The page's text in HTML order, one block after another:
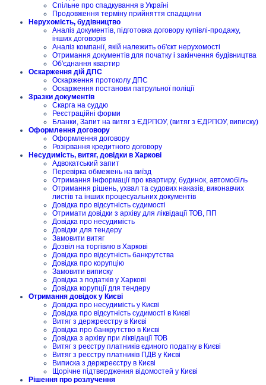
Спільне про спадкування в Україні
Продовження терміну прийняття спадщини
Нерухомість, будівництво
Аналіз документів, підготовка договору купівлі-продажу,
інших договорів
Аналіз компанії, якій належить об'єкт нерухомості
Отримання документів для початку і закінчення будівництва
Об'єднання квартир
Оскарження дій ДПС
Оскарження протоколу ДПС
Оскарження постанови патрульної поліції
Зразки документів
Скарга на суддю
Реєстраційні форми
Бланки, Запит на витяг з ЄДРПОУ, (витяг з ЄДРПОУ, виписку)
Оформлення договору
Оформлення договору
Розірвання кредитного договору
Несудимість, витяг, довідки в Харкові
Адвокатський запит
Перевірка обмежень на виїзд
Отримання інформації про квартиру, будинок, автомобіль
Отримання рішень, ухвал та судових наказів, виконавчих
листів та інших процесуальних документів
Довідка про відсутність судимості
Отримати довідки з архіву для ліквідації ТОВ, ПП
Довідка про несудимість
Довідки для тендеру
Замовити витяг
Дозвіл на торгівлю в Харкові
Довідка про відсутність банкрутства
Довідка про корупцію
Замовити виписку
Довідка з податків у Харкові
Довідка корупції для тендеру
Отримання довідок у Києві
Довідка про несудимість у Києві
Довідка про відсутність судимості в Києві
Витяг з держреєстру в Києві
Довідка про банкрутство в Києві
Довідка з архіву при ліквідації ТОВ
Витяг з реєстру платників єдиного податку в Києві
Витяг з реєстру платників ПДВ у Києві
Виписка з держреєстру в Києві
Щорічне підтвердження відомостей у Києві
Рішення про розлучення